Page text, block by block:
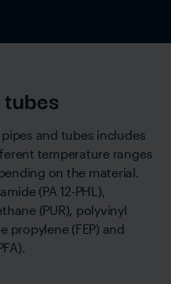
and tubes includes
temperature ranges
on the material.
(PA 12-PHL),
(PUR), polyvinyl
propylene (FEP) and